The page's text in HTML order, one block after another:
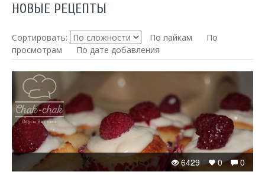
НОВЫЕ РЕЦЕПТЫ
Сортировать: По лайкам
По
просмотрам
По дате добавления
0
0
6429